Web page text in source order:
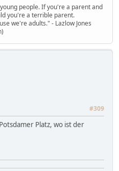
people. If you're a parent and
you're a terrible parent.
we're adults." - Lazlow Jones
#309
Platz, wo ist der